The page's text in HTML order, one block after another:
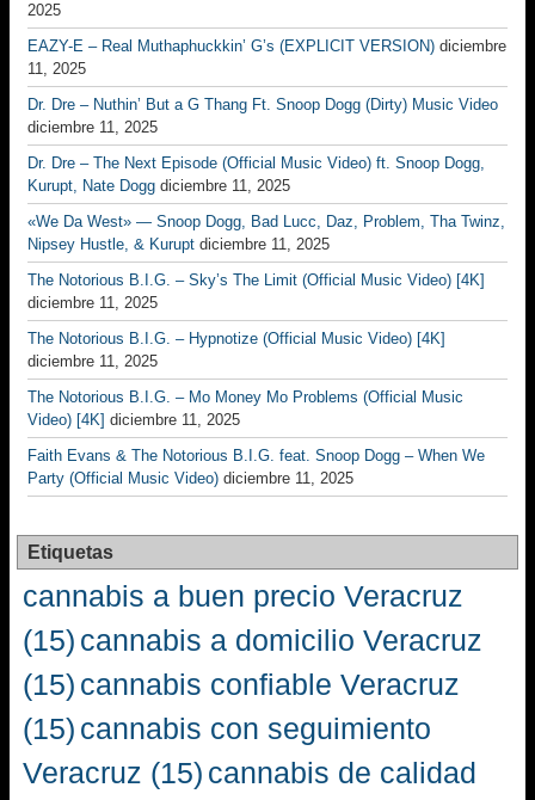
2025
EAZY-E – Real Muthaphuckkin’ G’s (EXPLICIT VERSION) diciembre
11, 2025
Dr. Dre – Nuthin’ But a G Thang Ft. Snoop Dogg (Dirty) Music Video
diciembre 11, 2025
Dr. Dre – The Next Episode (Official Music Video) ft. Snoop Dogg,
Kurupt, Nate Dogg diciembre 11, 2025
«We Da West» — Snoop Dogg, Bad Lucc, Daz, Problem, Tha Twinz,
Nipsey Hustle, & Kurupt diciembre 11, 2025
The Notorious B.I.G. – Sky’s The Limit (Official Music Video) [4K]
diciembre 11, 2025
The Notorious B.I.G. – Hypnotize (Official Music Video) [4K]
diciembre 11, 2025
The Notorious B.I.G. – Mo Money Mo Problems (Official Music
Video) [4K] diciembre 11, 2025
Faith Evans & The Notorious B.I.G. feat. Snoop Dogg – When We
Party (Official Music Video) diciembre 11, 2025
Etiquetas
cannabis a buen precio Veracruz
(15) cannabis a domicilio Veracruz
(15) cannabis confiable Veracruz
(15) cannabis con seguimiento
Veracruz (15) cannabis de calidad